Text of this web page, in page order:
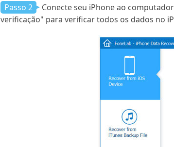
Passo 2
Conecte seu iPhone ao
verificação" para verificar todos os dados no